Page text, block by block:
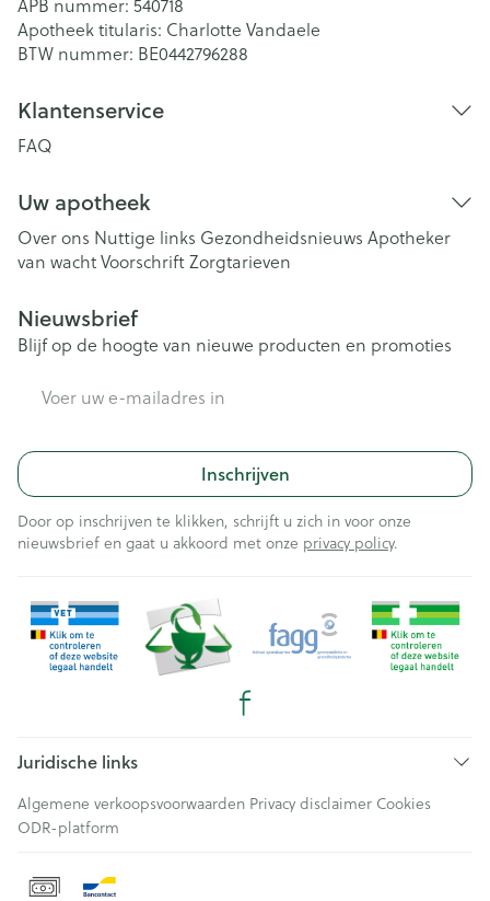
APB nummer: 540718
Apotheek titularis: Charlotte Vandaele
BTW nummer: BE0442796288
Klantenservice
FAQ
Uw apotheek
Over ons Nuttige links Gezondheidsnieuws Apotheker
van wachtVoorschriftZorgtarieven
Nieuwsbrief
Blijf op de hoogte van nieuwe producten en promoties
Inschrijven
Door op inschrijven te klikken, schrijft u zich in voor onze
nieuwsbrief en gaat u akkoord met onze privacy policy.
Juridische links
Algemene verkoopsvoorwaarden Privacy disclaimer Cookies
ODR-platform